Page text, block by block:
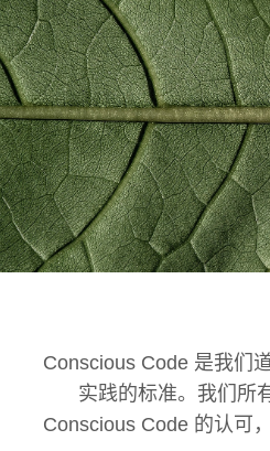
Conscious Code 是我们
实践的标准。我们所
Conscious Code 的认可